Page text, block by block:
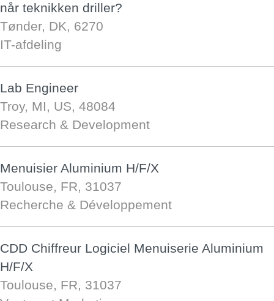
når teknikken driller?
Tønder, DK, 6270
IT-afdeling
Lab Engineer
Troy, MI, US, 48084
Research & Development
Menuisier Aluminium H/F/X
Toulouse, FR, 31037
Recherche & Développement
CDD Chiffreur Logiciel Menuiserie Aluminium
H/F/X
Toulouse, FR, 31037